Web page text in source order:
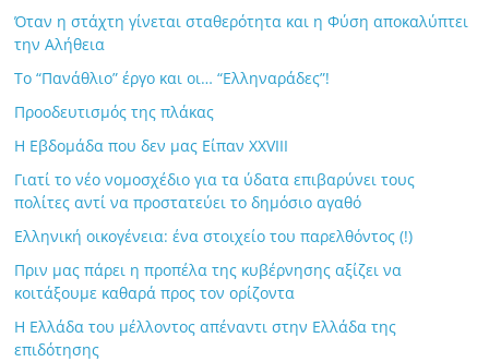
Όταν η στάχτη γίνεται σταθερότητα και η Φύση αποκαλύπτει
την Αλήθεια
Το “Πανάθλιο” έργο και οι… “Ελληναράδες”!
Προοδευτισμός της πλάκας
Η Εβδομάδα που δεν μας Είπαν XXVIII
Γιατί το νέο νομοσχέδιο για τα ύδατα επιβαρύνει τους
πολίτες αντί να προστατεύει το δημόσιο αγαθό
Ελληνική οικογένεια: ένα στοιχείο του παρελθόντος (!)
Πριν μας πάρει η προπέλα της κυβέρνησης αξίζει να
κοιτάξουμε καθαρά προς τον ορίζοντα
Η Ελλάδα του μέλλοντος απέναντι στην Ελλάδα της
επιδότησης